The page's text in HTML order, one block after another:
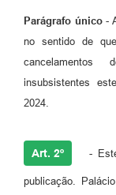
Parágrafo único-
no sentido de
cancelamentos
insubsistentes
2024.
Art. 2º -
publicação.